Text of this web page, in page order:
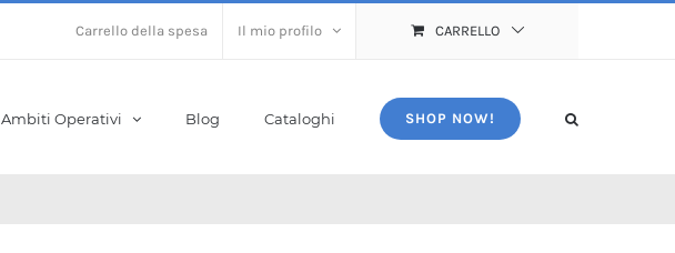
Carrello della spesa Il mio profilo CARRELLO
Ambiti Operativi Blog Cataloghi SHOP NOW!